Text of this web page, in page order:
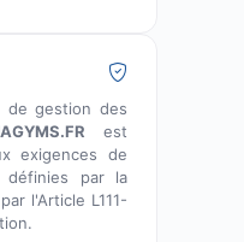
de gestion des
est
exigences de
définies par la
l'Article L111-